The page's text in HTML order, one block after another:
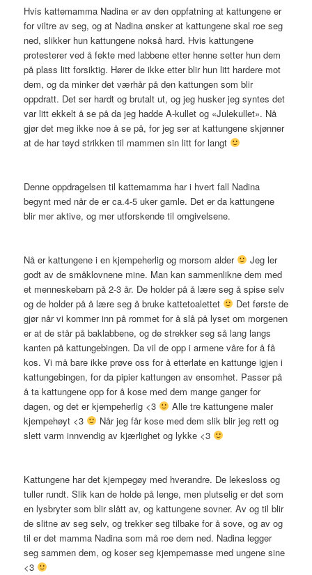
Hvis kattemamma Nadina er av den oppfatning at kattungene er
for viltre av seg, og at Nadina ønsker at kattungene skal roe seg
ned, slikker hun kattungene nokså hard. Hvis kattungene
protesterer ved å fekte med labbene etter henne setter hun dem
på plass litt forsiktig. Hører de ikke etter blir hun litt hardere mot
dem, og da minker det værhår på den kattungen som blir
oppdratt. Det ser hardt og brutalt ut, og jeg husker jeg syntes det
var litt ekkelt å se på da jeg hadde A-kullet og «Julekullet». Nå
gjør det meg ikke noe å se på, for jeg ser at kattungene skjønner
at de har tøyd strikken til mammen sin litt for langt
Denne oppdragelsen til kattemamma har i hvert fall Nadina
begynt med når de er ca.4-5 uker gamle. Det er da kattungene
blir mer aktive, og mer utforskende til omgivelsene.
Nå er kattungene i en kjempeherlig og morsom alder
Jeg ler
godt av de småklovnene mine. Man kan sammenlikne dem med
et menneskebarn på 2-3 år. De holder på å lære seg å spise selv
og de holder på å lære seg å bruke kattetoalettet
Det første de
gjør når vi kommer inn på rommet for å slå på lyset om morgenen
er at de står på baklabbene, og de strekker seg så lang langs
kanten på kattungebingen. Da vil de opp i armene våre for å få
kos. Vi må bare ikke prøve oss for å etterlate en kattunge igjen i
kattungebingen, for da pipier kattungen av ensomhet. Passer på
å ta kattungene opp for å kose med dem mange ganger for
dagen, og det er kjempeherlig <3
Alle tre kattungene maler
kjempehøyt <3
Når jeg får kose med dem slik blir jeg rett og
slett varm innvendig av kjærlighet og lykke <3
Kattungene har det kjempegøy med hverandre. De lekesloss og
tuller rundt. Slik kan de holde på lenge, men plutselig er det som
en lysbryter som blir slått av, og kattungene sovner. Av og til blir
de slitne av seg selv, og trekker seg tilbake for å sove, og av og
til er det mamma Nadina som må roe dem ned. Nadina legger
seg sammen dem, og koser seg kjempemasse med ungene sine
<3